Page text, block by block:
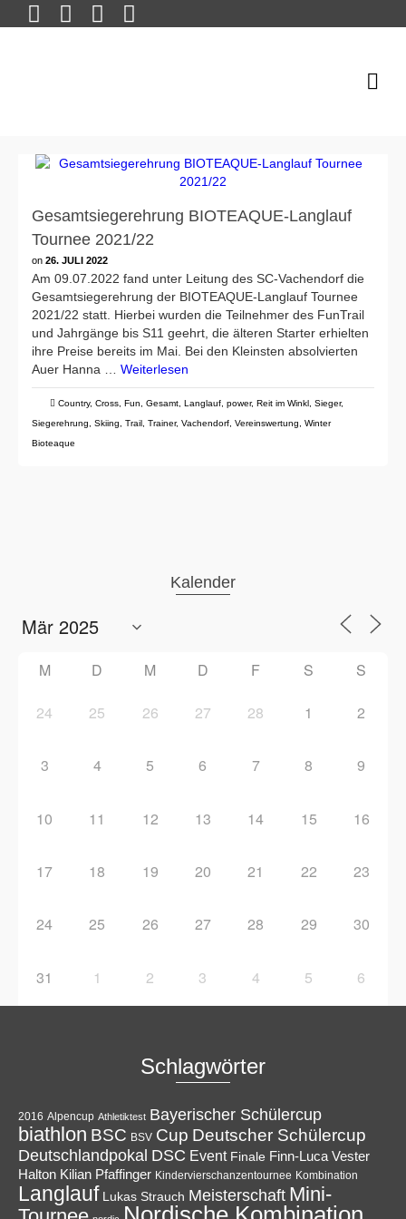
Gesamtsiegerehrung BIOTEAQUE-Langlauf
Tournee 2021/22
on 26. JULI 2022
Am 09.07.2022 fand unter Leitung des SC-Vachendorf die
Gesamtsiegerehrung der BIOTEAQUE-Langlauf Tournee
2021/22 statt. Hierbei wurden die Teilnehmer des FunTrail
und Jahrgänge bis S11 geehrt, die älteren Starter erhielten
ihre Preise bereits im Mai. Bei den Kleinsten absolvierten
Auer Hanna … Weiterlesen
Country, Cross Fun Gesamt Langlauf power, Reit im Winkl Sieger,
Siegerehrung
Skiing Trail Trainer, Vachendorf Vereinswertung
Winter
Bioteaque
Kalender
M D M D F S S
24 25 26 27 28 1 2
3 4 5 6 7 8 9
10 11 12 13 14 15 16
17 18 19 20 21 22 23
24 25 26 27 28 29 30
31 1 2 3 4 5 6
Schlagwörter
2016 Alpencup Athletiktest Bayerischer Schülercup
biathlon BSC BSV Cup Deutscher Schülercup
Deutschlandpokal DSC Event Finale Finn-Luca Vester
Halton Kilian Pfaffinger Kindervierschanzentournee Kombination
Langlauf Lukas Strauch Meisterschaft Mini-